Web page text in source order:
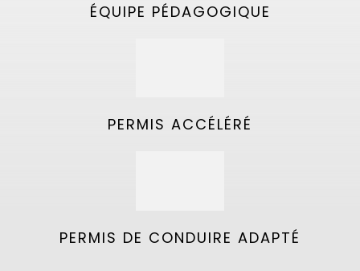
ÉQUIPE PÉDAGOGIQUE
PERMIS ACCÉLÉRÉ
PERMIS DE CONDUIRE ADAPTÉ